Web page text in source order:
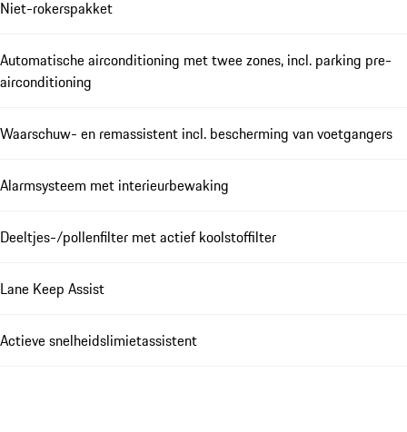
Niet-rokerspakket
Automatische airconditioning met twee zones, incl. parking pre-
airconditioning
Waarschuw- en remassistent incl. bescherming van voetgangers
Alarmsysteem met interieurbewaking
Deeltjes-/pollenfilter met actief koolstoffilter
Lane Keep Assist
Actieve snelheidslimietassistent